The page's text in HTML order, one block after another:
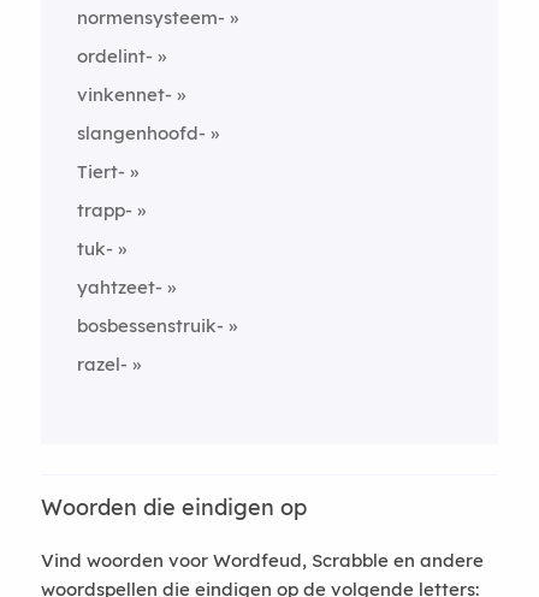
normensysteem-
ordelint-
vinkennet-
slangenhoofd-
Tiert-
trapp-
tuk-
yahtzeet-
bosbessenstruik-
razel-
Woorden die eindigen op
Vind woorden voor Wordfeud, Scrabble en andere
woordspellen die eindigen op de volgende letters: